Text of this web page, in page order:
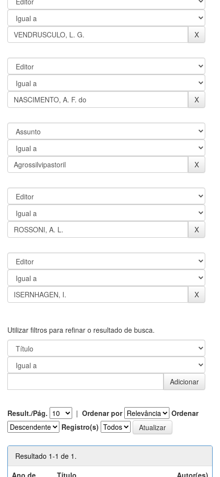
Utilizar filtros para refinar o resultado de busca.
Result./Pág. | Ordenar por
Ordenar
Registro(s)
Resultado 1-1 de 1.
Ano de
Título Autor(es)